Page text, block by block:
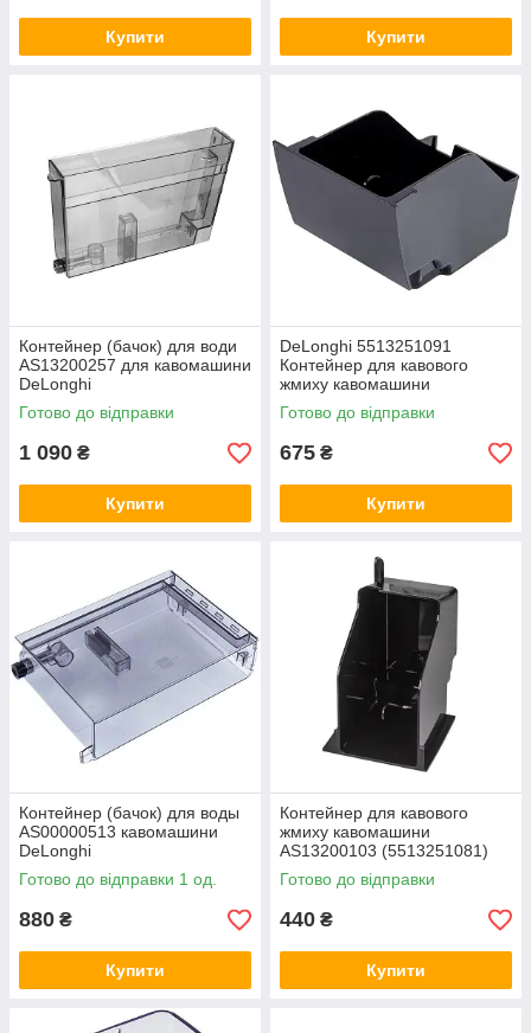
Купити Купити
Контейнер (бачок) для води
AS13200257 для кавомашини
DeLonghi
Готово до відправки
1 090 ₴
Купити
DeLonghi 5513251091
Контейнер для кавового
жмиху кавомашини
Готово до відправки
675 ₴
Купити
Контейнер (бачок) для воды
AS00000513 кавомашини
DeLonghi
Готово до відправки 1 од.
880 ₴
Купити
Контейнер для кавового
жмиху кавомашини
AS13200103 (5513251081)
Готово до відправки
440 ₴
Купити